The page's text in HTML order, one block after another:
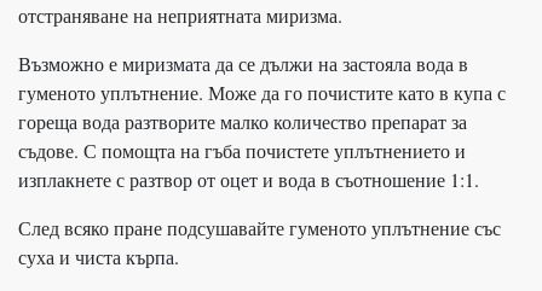
отстраняване на неприятната миризма.
Възможно е миризмата да се дължи на застояла вода в
гуменото уплътнение. Може да го почистите като в купа с
гореща вода разтворите малко количество препарат за
съдове. С помощта на гъба почистете уплътнението и
изплакнете с разтвор от оцет и вода в съотношение 1:1.
След всяко пране подсушавайте гуменото уплътнение със
суха и чиста кърпа.